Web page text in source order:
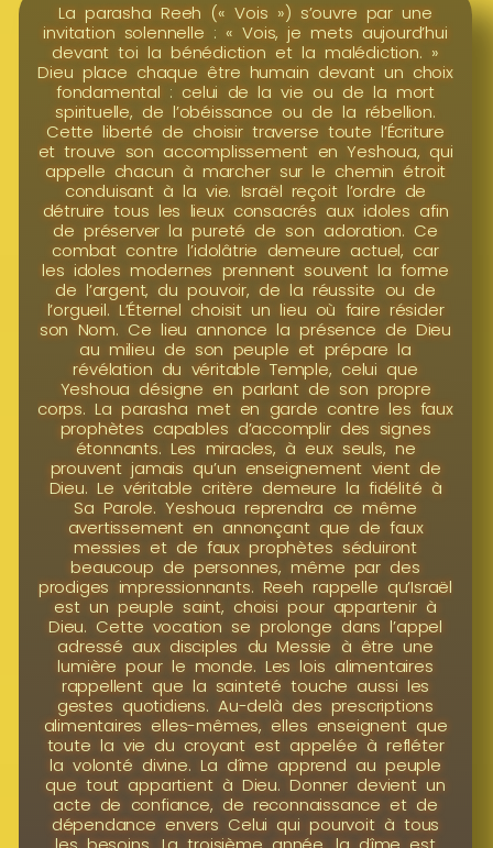
La parasha Reeh (« Vois ») s’ouvre par une
invitation solennelle : « Vois, je mets aujourd’hui
devant toi la bénédiction et la malédiction. »
Dieu place chaque être humain devant un choix
fondamental : celui de la vie ou de la mort
spirituelle, de l’obéissance ou de la rébellion.
Cette liberté de choisir traverse toute l’Écriture
et trouve son accomplissement en Yeshoua, qui
appelle chacun à marcher sur le chemin étroit
conduisant à la vie. Israël reçoit l’ordre de
détruire tous les lieux consacrés aux idoles afin
de préserver la pureté de son adoration. Ce
combat contre l’idolâtrie demeure actuel, car
les idoles modernes prennent souvent la forme
de l’argent, du pouvoir, de la réussite ou de
l’orgueil. L’Éternel choisit un lieu où faire résider
son Nom. Ce lieu annonce la présence de Dieu
au milieu de son peuple et prépare la
révélation du véritable Temple, celui que
Yeshoua désigne en parlant de son propre
corps. La parasha met en garde contre les faux
prophètes capables d’accomplir des signes
étonnants. Les miracles, à eux seuls, ne
prouvent jamais qu’un enseignement vient de
Dieu. Le véritable critère demeure la fidélité à
Sa Parole. Yeshoua reprendra ce même
avertissement en annonçant que de faux
messies et de faux prophètes séduiront
beaucoup de personnes, même par des
prodiges impressionnants. Reeh rappelle qu’Israël
est un peuple saint, choisi pour appartenir à
Dieu. Cette vocation se prolonge dans l’appel
adressé aux disciples du Messie à être une
lumière pour le monde. Les lois alimentaires
rappellent que la sainteté touche aussi les
gestes quotidiens. Au-delà des prescriptions
alimentaires elles-mêmes, elles enseignent que
toute la vie du croyant est appelée à refléter
la volonté divine. La dîme apprend au peuple
que tout appartient à Dieu. Donner devient un
acte de confiance, de reconnaissance et de
dépendance envers Celui qui pourvoit à tous